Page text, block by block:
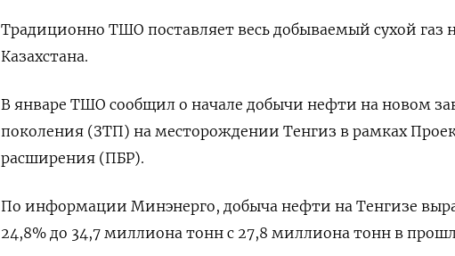
Традиционно ТШО поставляет весь добываемый сухой газ
Казахстана.
В январе ТШО сообщил о начале добычи нефти на новом
поколения (ЗТП) на месторождении Тенгиз в рамках
расширения (ПБР).
По информации Минэнерго, добыча нефти на Тенгизе
24,8% до 34,7 миллиона тонн с 27,8 миллиона тонн в